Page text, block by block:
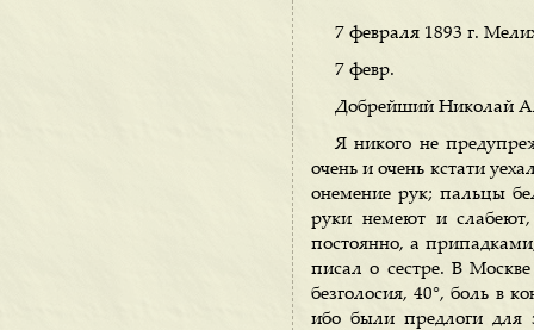
7 февраля 1893 г.
7 февр.
Добрейший Николай
Я никого не
очень и очень кстати
онемение рук; пальцы
руки немеют и
постоянно, а
писал о сестре. В
безголосия, 40°, боль в
ибо были предлоги для